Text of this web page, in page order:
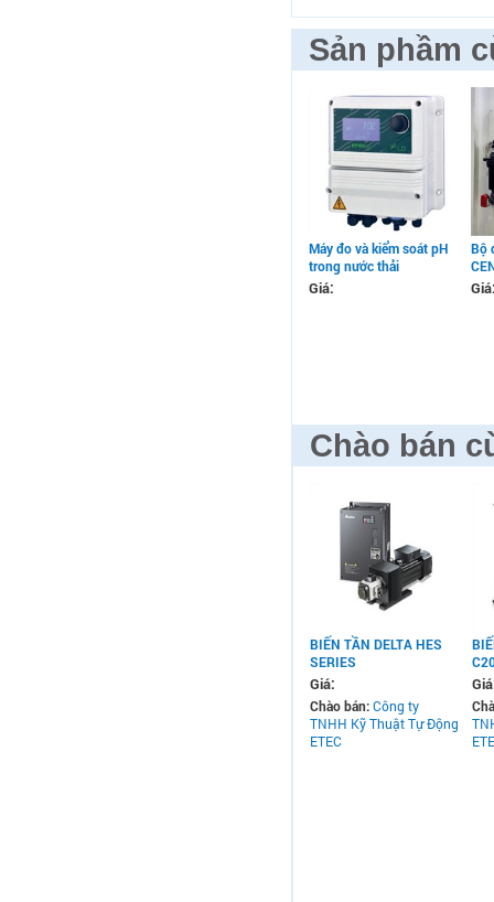
Sản phầm
Máy đo và kiểm soát pH
trong nước thải
Giá:
Bộ
Chào bán
BIẾN TẦN DELTA HES
SERIES
Giá:
Chào bán:Công ty
TNHH Kỹ Thuật Tự Động
ETEC